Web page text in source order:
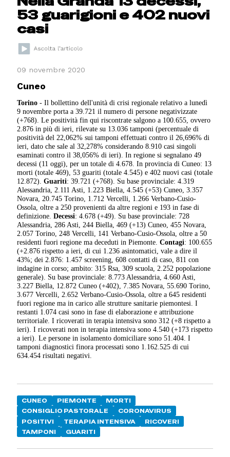
53 guarigioni e 402 nuovi
casi
09 novembre 2020
Cuneo
Torino - Il bollettino dell'unità di crisi regionale relativo a lunedì
9 novembre porta a 39.721 il numero di persone negativizzate
(+768). Le positività fin qui riscontrate salgono a 100.655, ovvero
2.876 in più di ieri, rilevate su 13.036 tamponi (percentuale di
positività del 22,062% sui tamponi effettuati contro il 26,696% di
ieri, dato che sale al 32,278% considerando 8.910 casi singoli
esaminati contro il 38,056% di ieri). In regione si segnalano 49
decessi (11 oggi), per un totale di 4.678. In provincia di Cuneo: 13
morti (totale 469), 53 guariti (totale 4.545) e 402 nuovi casi (totale
12.872).Guariti: 39.721 (+768). Su base provinciale: 4.319
Alessandria, 2.111 Asti, 1.223 Biella, 4.545 (+53) Cuneo, 3.357
Novara, 20.745 Torino, 1.712 Vercelli, 1.266 Verbano-Cusio-
Ossola, oltre a 250 provenienti da altre regioni e 193 in fase di
definizione.Decessi: 4.678 (+49). Su base provinciale: 728
Alessandria, 286 Asti, 244 Biella, 469 (+13) Cuneo, 455 Novara,
2.057 Torino, 248 Vercelli, 141 Verbano-Cusio-Ossola, oltre a 50
residenti fuori regione ma deceduti in Piemonte.Contagi: 100.655
(+2.876 rispetto a ieri, di cui 1.236 asintomatici, vale a dire il
43%; dei 2.876: 1.457 screening, 608 contatti di caso, 811 con
indagine in corso; ambito: 315 Rsa, 309 scuola, 2.252 popolazione
generale). Su base provinciale: 8.773 Alessandria, 4.660 Asti,
3.227 Biella, 12.872 Cuneo (+402), 7.385 Novara, 55.690 Torino,
3.677 Vercelli, 2.652 Verbano-Cusio-Ossola, oltre a 645 residenti
fuori regione ma in carico alle strutture sanitarie piemontesi. I
restanti 1.074 casi sono in fase di elaborazione e attribuzione
territoriale. I ricoverati in terapia intensiva sono 312 (+8 rispetto a
ieri). I ricoverati non in terapia intensiva sono 4.540 (+173 rispetto
a ieri). Le persone in isolamento domiciliare sono 51.404. I
tamponi diagnostici finora processati sono 1.162.525 di cui
634.454 risultati negativi.
CUNEO PIEMONTE
MORTI
CONSIGLIO PASTORALE
CORONAVIRUS
POSITIVI
TERAPIA INTENSIVA
RICOVERI
TAMPONI
GUARITI